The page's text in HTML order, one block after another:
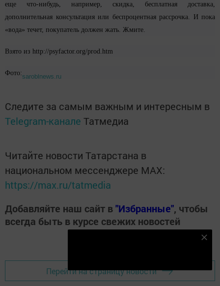
еще что-нибудь, например, скидка, бесплатная доставка,
дополнительная консультация или беспроцентная рассрочка. И пока
«вода» течет, покупатель должен жать. Жмите.
Взято из http://psyfactor.org/prod.htm
Фото:saroblnews.ru
Следите за самым важным и интересным в
Telegram-канале Татмедиа
Читайте новости Татарстана в
национальном мессенджере MАХ:
https://max.ru/tatmedia
Добавляйте наш сайт в"Избранные", чтобы
всегда быть в курсе свежих новостей
Перейти на страницу новости